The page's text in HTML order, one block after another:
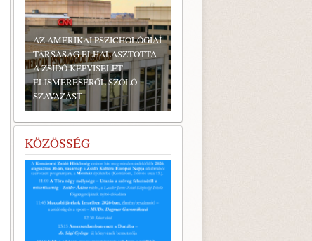
AZ AMERIKAI PSZICHOLÓGIAI
TÁRSASÁG ELHALASZTOTTA
A ZSIDÓ KÉPVISELET
ELISMERÉSÉRŐL SZÓLÓ
SZAVAZÁST
KÖZÖSSÉG